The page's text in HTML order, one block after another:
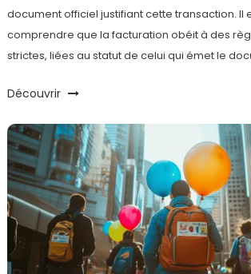
document officiel justifiant cette transaction. Il
comprendre que la facturation obéit à des
strictes, liées au statut de celui qui émet le
Découvrir